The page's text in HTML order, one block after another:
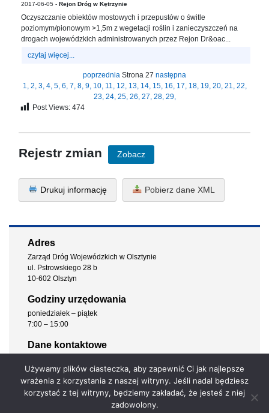
2017-06-05 - Rejon Dróg w Kętrzynie
Oczyszczanie obiektów mostowych i przepustów o świtle
poziomym/pionowym >1,5m z wegetacji roślin i zanieczyszczeń na
drogach wojewódzkich administrowanych przez Rejon Dr&oac...
czytaj więcej...
poprzednia Strona 27 następna
1, 2, 3, 4, 5, 6, 7, 8, 9, 10, 11, 12, 13, 14, 15, 16, 17, 18, 19, 20, 21, 22,
23, 24, 25, 26, 27, 28, 29,
Post Views: 474
Rejestr zmian Zobacz
Drukuj informację Pobierz dane XML
Adres
Zarząd Dróg Wojewódzkich w Olsztynie
ul. Pstrowskiego 28 b
10-602 Olsztyn
Godziny urzędowania
poniedziałek – piątek
7:00 – 15:00
Dane kontaktowe
fax: 89 53 99 876
e-mail: kancelaria@zdw.olsztyn.pl
Używamy plików ciasteczka, aby zapewnić Ci jak najlepsze
wrażenia z korzystania z naszej witryny. Jeśli nadal będziesz
korzystać z tej witryny, będziemy zakładać, że jesteś z niej
zadowolony.